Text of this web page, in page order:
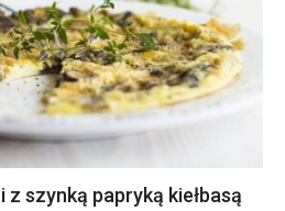
szynką papryką kiełbasą